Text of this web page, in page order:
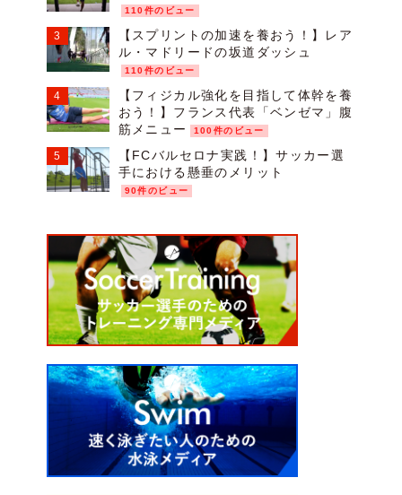
110件のビュー
【スプリントの加速を養おう！】レア
ル・マドリードの坂道ダッシュ
110件のビュー
【フィジカル強化を目指して体幹を養
おう！】フランス代表「ベンゼマ」腹
筋メニュー
100件のビュー
【FCバルセロナ実践！】サッカー選
手における懸垂のメリット
90件のビュー